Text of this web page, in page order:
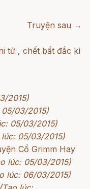
Truyện sau →
tử , chết bất đắc kì
2015)
03/2015)
05/03/2015)
lúc: 05/03/2015)
Cổ Grimm Hay
lúc: 05/03/2015)
lúc: 06/03/2015)